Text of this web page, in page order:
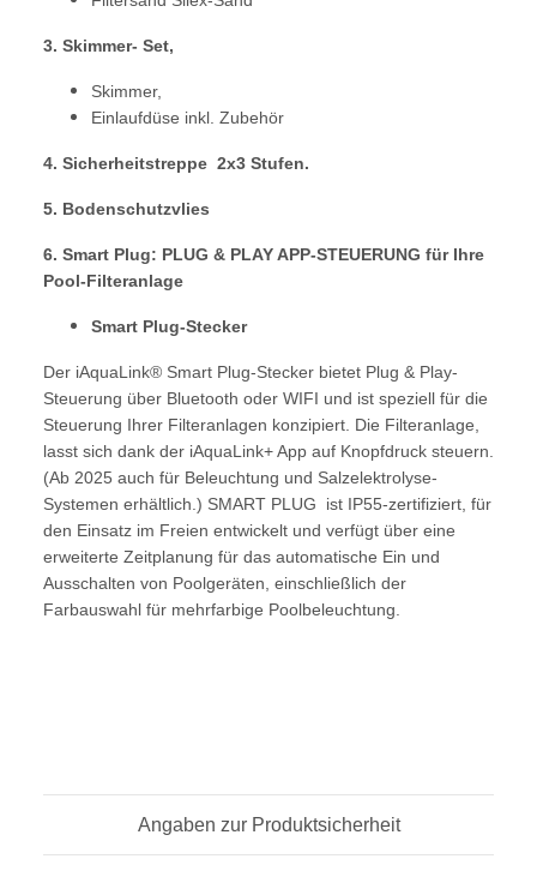
3. Skimmer- Set,
Skimmer,
Einlaufdüse inkl. Zubehör
4. Sicherheitstreppe 2x3 Stufen.
5. Bodenschutzvlies
6. Smart Plug: PLUG & PLAY APP-STEUERUNG für Ihre
Pool-Filteranlage
Smart Plug-Stecker
Der iAquaLink® Smart Plug-Stecker bietet Plug & Play-
Steuerung über Bluetooth oder WIFI und ist speziell für die
Steuerung Ihrer Filteranlagen konzipiert. Die Filteranlage,
lasst sich dank der iAquaLink+ App auf Knopfdruck steuern.
(Ab 2025 auch für Beleuchtung und Salzelektrolyse-
Systemen erhältlich.) SMART PLUG ist IP55-zertifiziert, für
den Einsatz im Freien entwickelt und verfügt über eine
erweiterte Zeitplanung für das automatische Ein und
Ausschalten von Poolgeräten, einschließlich der
Farbauswahl für mehrfarbige Poolbeleuchtung.
Angaben zur Produktsicherheit